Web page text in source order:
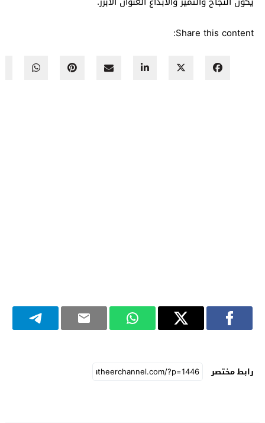
Share this content:
رابط مختصر